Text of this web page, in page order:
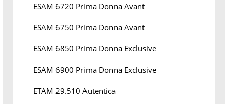
ESAM 6720 Prima Donna Avant
ESAM 6750 Prima Donna Avant
ESAM 6850 Prima Donna Exclusive
ESAM 6900 Prima Donna Exclusive
ETAM 29.510 Autentica